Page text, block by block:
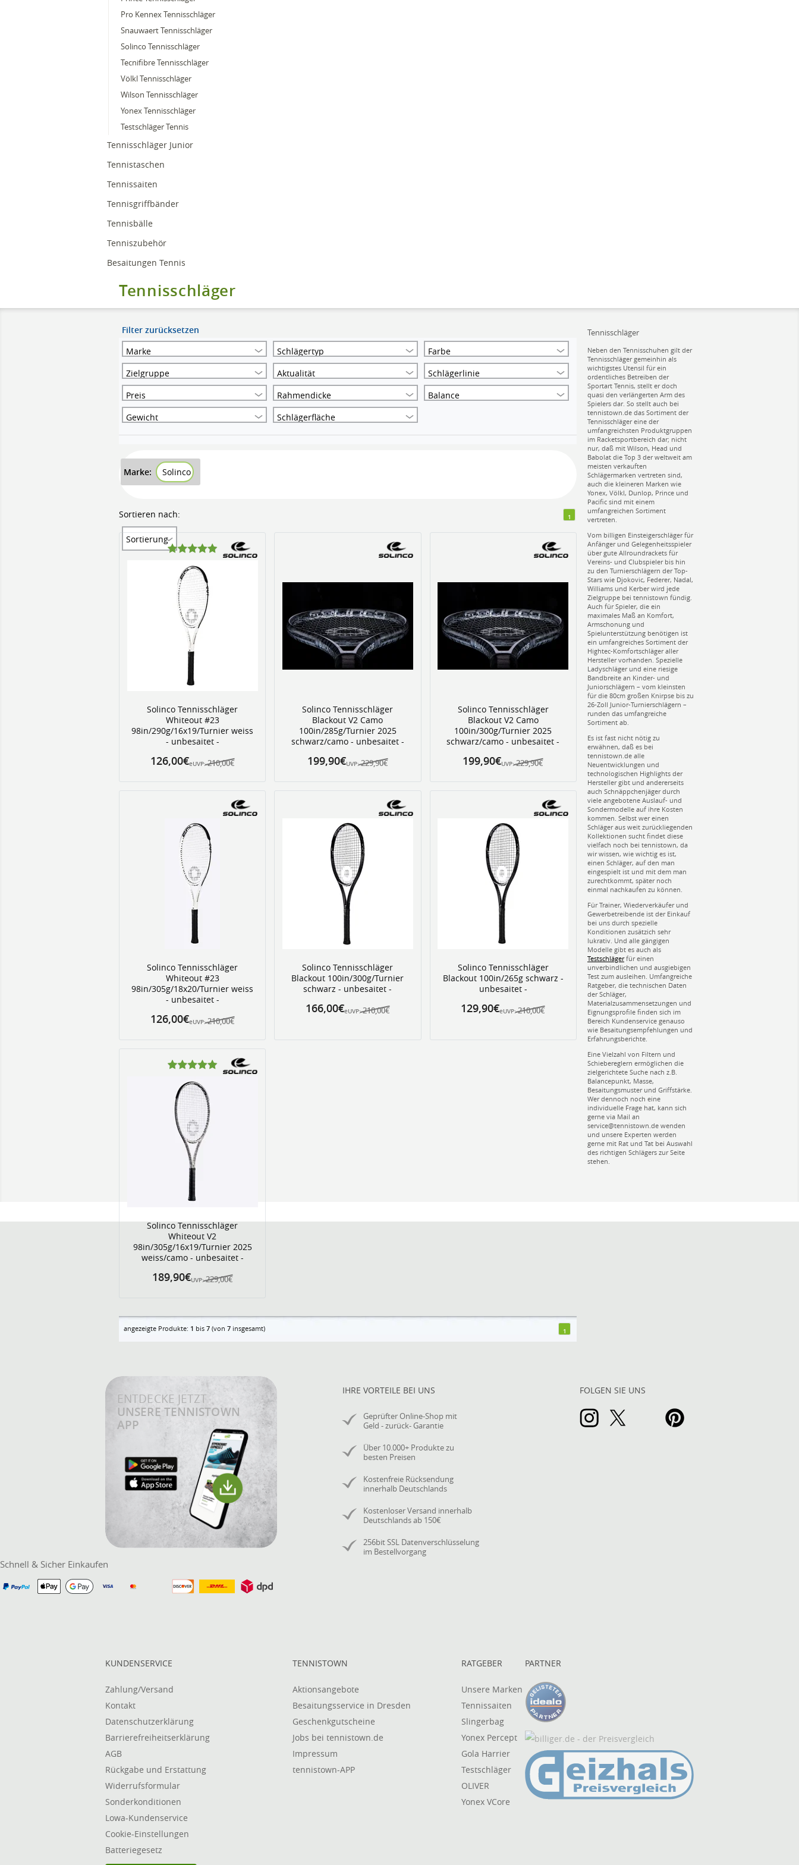
Pro Kennex Tennisschläger
Snauwaert Tennisschläger
Solinco Tennisschläger
Tecnifibre Tennisschläger
Völkl Tennisschläger
Wilson Tennisschläger
Yonex Tennisschläger
Testschläger Tennis
Tennisschläger Junior
Tennistaschen
Tennissaiten
Tennisgriffbänder
Tennisbälle
Tenniszubehör
Besaitungen Tennis
Tennisschläger
Filter zurücksetzen
Marke
Schlägertyp
Farbe
Zielgruppe
Aktualität
Schlägerlinie
Preis
Rahmendicke
Balance
Gewicht
Schlägerfläche
Marke: Solinco
Sortieren nach:
Sortierung
1
Solinco Tennisschläger
Whiteout #23
98in/290g/16x19/Turnier weiss
- unbesaitet -
eUVP: 210,00€
126,00€
Solinco Tennisschläger
Blackout V2 Camo
100in/285g/Turnier 2025
schwarz/camo - unbesaitet -
UVP: 229,90€
199,90€
Solinco Tennisschläger
Blackout V2 Camo
100in/300g/Turnier 2025
schwarz/camo - unbesaitet -
UVP: 229,90€
199,90€
Solinco Tennisschläger
Whiteout #23
98in/305g/18x20/Turnier weiss
- unbesaitet -
eUVP: 210,00€
126,00€
Solinco Tennisschläger
Blackout 100in/300g/Turnier
schwarz - unbesaitet -
eUVP: 210,00€
166,00€
Solinco Tennisschläger
Blackout 100in/265g schwarz -
unbesaitet -
eUVP: 210,00€
129,90€
Solinco Tennisschläger
Whiteout V2
98in/305g/16x19/Turnier 2025
weiss/camo - unbesaitet -
UVP: 229,00€
189,90€
angezeigte Produkte: 1 bis 7 (von 7 insgesamt) 1
Tennisschläger
Neben den Tennisschuhen gilt der
Tennisschläger gemeinhin als
wichtigstes Utensil für ein
ordentliches Betreiben der
Sportart Tennis, stellt er doch
quasi den verlängerten Arm des
Spielers dar. So stellt auch bei
tennistown.de das Sortiment der
Tennisschläger eine der
umfangreichsten Produktgruppen
im Racketsportbereich dar; nicht
nur, daß mit Wilson, Head und
Babolat die Top 3 der weltweit am
meisten verkauften
Schlägermarken vertreten sind,
auch die kleineren Marken wie
Yonex, Völkl, Dunlop, Prince und
Pacific sind mit einem
umfangreichen Sortiment
vertreten.
Vom billigen Einsteigerschläger für
Anfänger und Gelegenheitsspieler
über gute Allroundrackets für
Vereins- und Clubspieler bis hin
zu den Turnierschlägern der Top-
Stars wie Djokovic, Federer, Nadal,
Williams und Kerber wird jede
Zielgruppe bei tennistown fündig.
Auch für Spieler, die ein
maximales Maß an Komfort,
Armschonung und
Spielunterstützung benötigen ist
ein umfangreiches Sortiment der
Hightec-Komfortschläger aller
Hersteller vorhanden. Spezielle
Ladyschläger und eine riesige
Bandbreite an Kinder- und
Juniorschlägern – vom kleinsten
für die 80cm großen Knirpse bis zu
26-Zoll Junior-Turnierschlägern –
runden das umfangreiche
Sortiment ab.
Es ist fast nicht nötig zu
erwähnen, daß es bei
tennistown.de alle
Neuentwicklungen und
technologischen Highlights der
Hersteller gibt und andererseits
auch Schnäppchenjäger durch
viele angebotene Auslauf- und
Sondermodelle auf ihre Kosten
kommen. Selbst wer einen
Schläger aus weit zurückliegenden
Kollektionen sucht findet diese
vielfach noch bei tennistown, da
wir wissen, wie wichtig es ist,
einen Schläger, auf den man
eingespielt ist und mit dem man
zurechtkommt, später noch
einmal nachkaufen zu können.
Für Trainer, Wiederverkäufer und
Gewerbetreibende ist der Einkauf
bei uns durch spezielle
Konditionen zusätzich sehr
lukrativ. Und alle gängigen
Modelle gibt es auch als
Testschlägerfür einen
unverbindlichen und ausgiebigen
Test zum ausleihen. Umfangreiche
Ratgeber, die technischen Daten
der Schläger,
Materialzusammensetzungen und
Eignungsprofile finden sich im
Bereich Kundenservice genauso
wie Besaitungsempfehlungen und
Erfahrungsberichte.
Eine Vielzahl von Filtern und
Schiebereglern ermöglichen die
zielgerichtete Suche nach z.B.
Balancepunkt, Masse,
Besaitungsmuster und Griffstärke.
Wer dennoch noch eine
individuelle Frage hat, kann sich
gerne via Mail an
service@tennistown.de wenden
und unsere Experten werden
gerne mit Rat und Tat bei Auswahl
des richtigen Schlägers zur Seite
stehen.
ENTDECKE JETZT
UNSERE TENNISTOWN
APP
IHRE VORTEILE BEI UNS
Geprüfter Online-Shop mit
Geld - zurück- Garantie
Über 10.000+ Produkte zu
besten Preisen
Kostenfreie Rücksendung
innerhalb Deutschlands
Kostenloser Versand innerhalb
Deutschlands ab 150€
256bit SSL Datenverschlüsselung
im Bestellvorgang
FOLGEN SIE UNS
Schnell & Sicher Einkaufen
KUNDENSERVICE
Zahlung/Versand
Kontakt
Datenschutzerklärung
Barrierefreiheitserklärung
AGB
Rückgabe und Erstattung
Widerrufsformular
Sonderkonditionen
Lowa-Kundenservice
Cookie-Einstellungen
Batteriegesetz
TENNISTOWN
Aktionsangebote
Besaitungsservice in Dresden
Geschenkgutscheine
Jobs bei tennistown.de
Impressum
tennistown-APP
RATGEBER
Unsere Marken
Tennissaiten
Slingerbag
Yonex Percept
Gola Harrier
Testschläger
OLIVER
Yonex VCore
PARTNER